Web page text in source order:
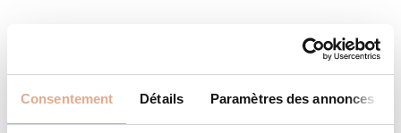
Consentement Détails Paramètres des annonces